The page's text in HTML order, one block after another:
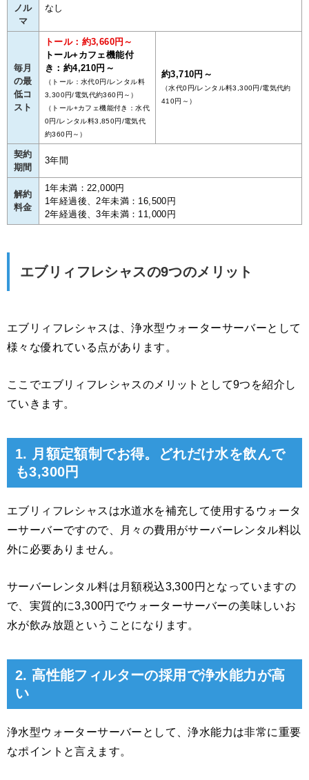
ノル
マ
なし
毎月
の最
低コ
スト
トール：約3,660円～
トール+カフェ機能付
き：約4,210円～
（トール：水代0円/レンタル料
3,300円/電気代約360円～）
（トール+カフェ機能付き：水代
0円/レンタル料3,850円/電気代
約360円～）
約3,710円～
（水代0円/レンタル料3,300円/電気代約
410円～）
契約
期間
3年間
解約
料金
1年未満：22,000円
1年経過後、2年未満：16,500円
2年経過後、3年未満：11,000円
エブリィフレシャスの9つのメリット
エブリィフレシャスは、浄水型ウォーターサーバーとして
様々な優れている点があります。
ここでエブリィフレシャスのメリットとして9つを紹介し
ていきます。
1. 月額定額制でお得。どれだけ水を飲んで
も3,300円
エブリィフレシャスは水道水を補充して使用するウォータ
ーサーバーですので、月々の費用がサーバーレンタル料以
外に必要ありません。
サーバーレンタル料は月額税込3,300円となっていますの
で、実質的に3,300円でウォーターサーバーの美味しいお
水が飲み放題ということになります。
2. 高性能フィルターの採用で浄水能力が高
い
浄水型ウォーターサーバーとして、浄水能力は非常に重要
なポイントと言えます。